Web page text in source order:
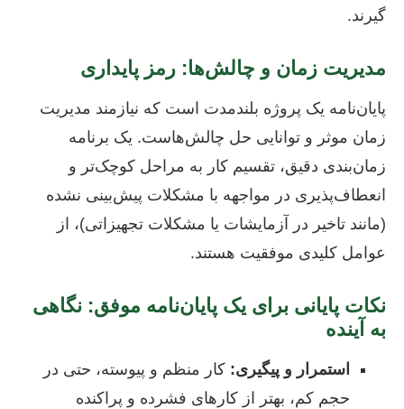
گیرند.
مدیریت زمان و چالش‌ها: رمز پایداری
پایان‌نامه یک پروژه بلندمدت است که نیازمند مدیریت
زمان موثر و توانایی حل چالش‌هاست. یک برنامه
زمان‌بندی دقیق، تقسیم کار به مراحل کوچک‌تر و
انعطاف‌پذیری در مواجهه با مشکلات پیش‌بینی نشده
(مانند تاخیر در آزمایشات یا مشکلات تجهیزاتی)، از
عوامل کلیدی موفقیت هستند.
نکات پایانی برای یک پایان‌نامه موفق: نگاهی
به آینده
استمرار و پیگیری: کار منظم و پیوسته، حتی در
حجم کم، بهتر از کارهای فشرده و پراکنده